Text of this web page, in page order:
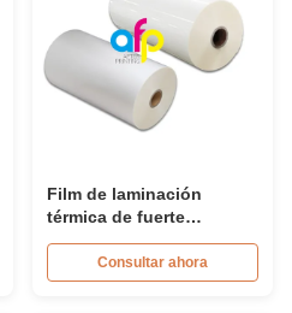
Film de laminación
térmica de fuerte
adhesión Film de fusión
en caliente Alta tensión
superficial
Consultar ahora